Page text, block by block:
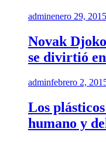
adminenero 29, 2015
Novak
se divirtió
adminfebrero 2,
Los
humano y